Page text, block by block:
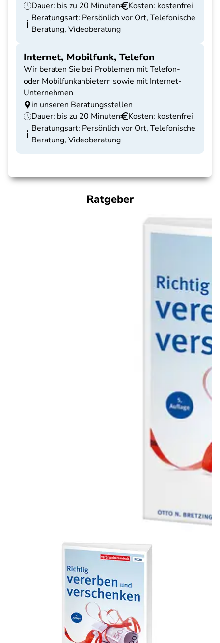
Dauer: bis zu 20 Minuten
Kosten: kostenfrei
Beratungsart: Persönlich vor Ort, Telefonische
Beratung, Videoberatung
Internet, Mobilfunk, Telefon
Wir beraten Sie bei Problemen mit Telefon-
oder Mobilfunkanbietern sowie mit Internet-
Unternehmen
in unseren Beratungsstellen
Dauer: bis zu 20 Minuten
Kosten: kostenfrei
Beratungsart: Persönlich vor Ort, Telefonische
Beratung, Videoberatung
Ratgeber